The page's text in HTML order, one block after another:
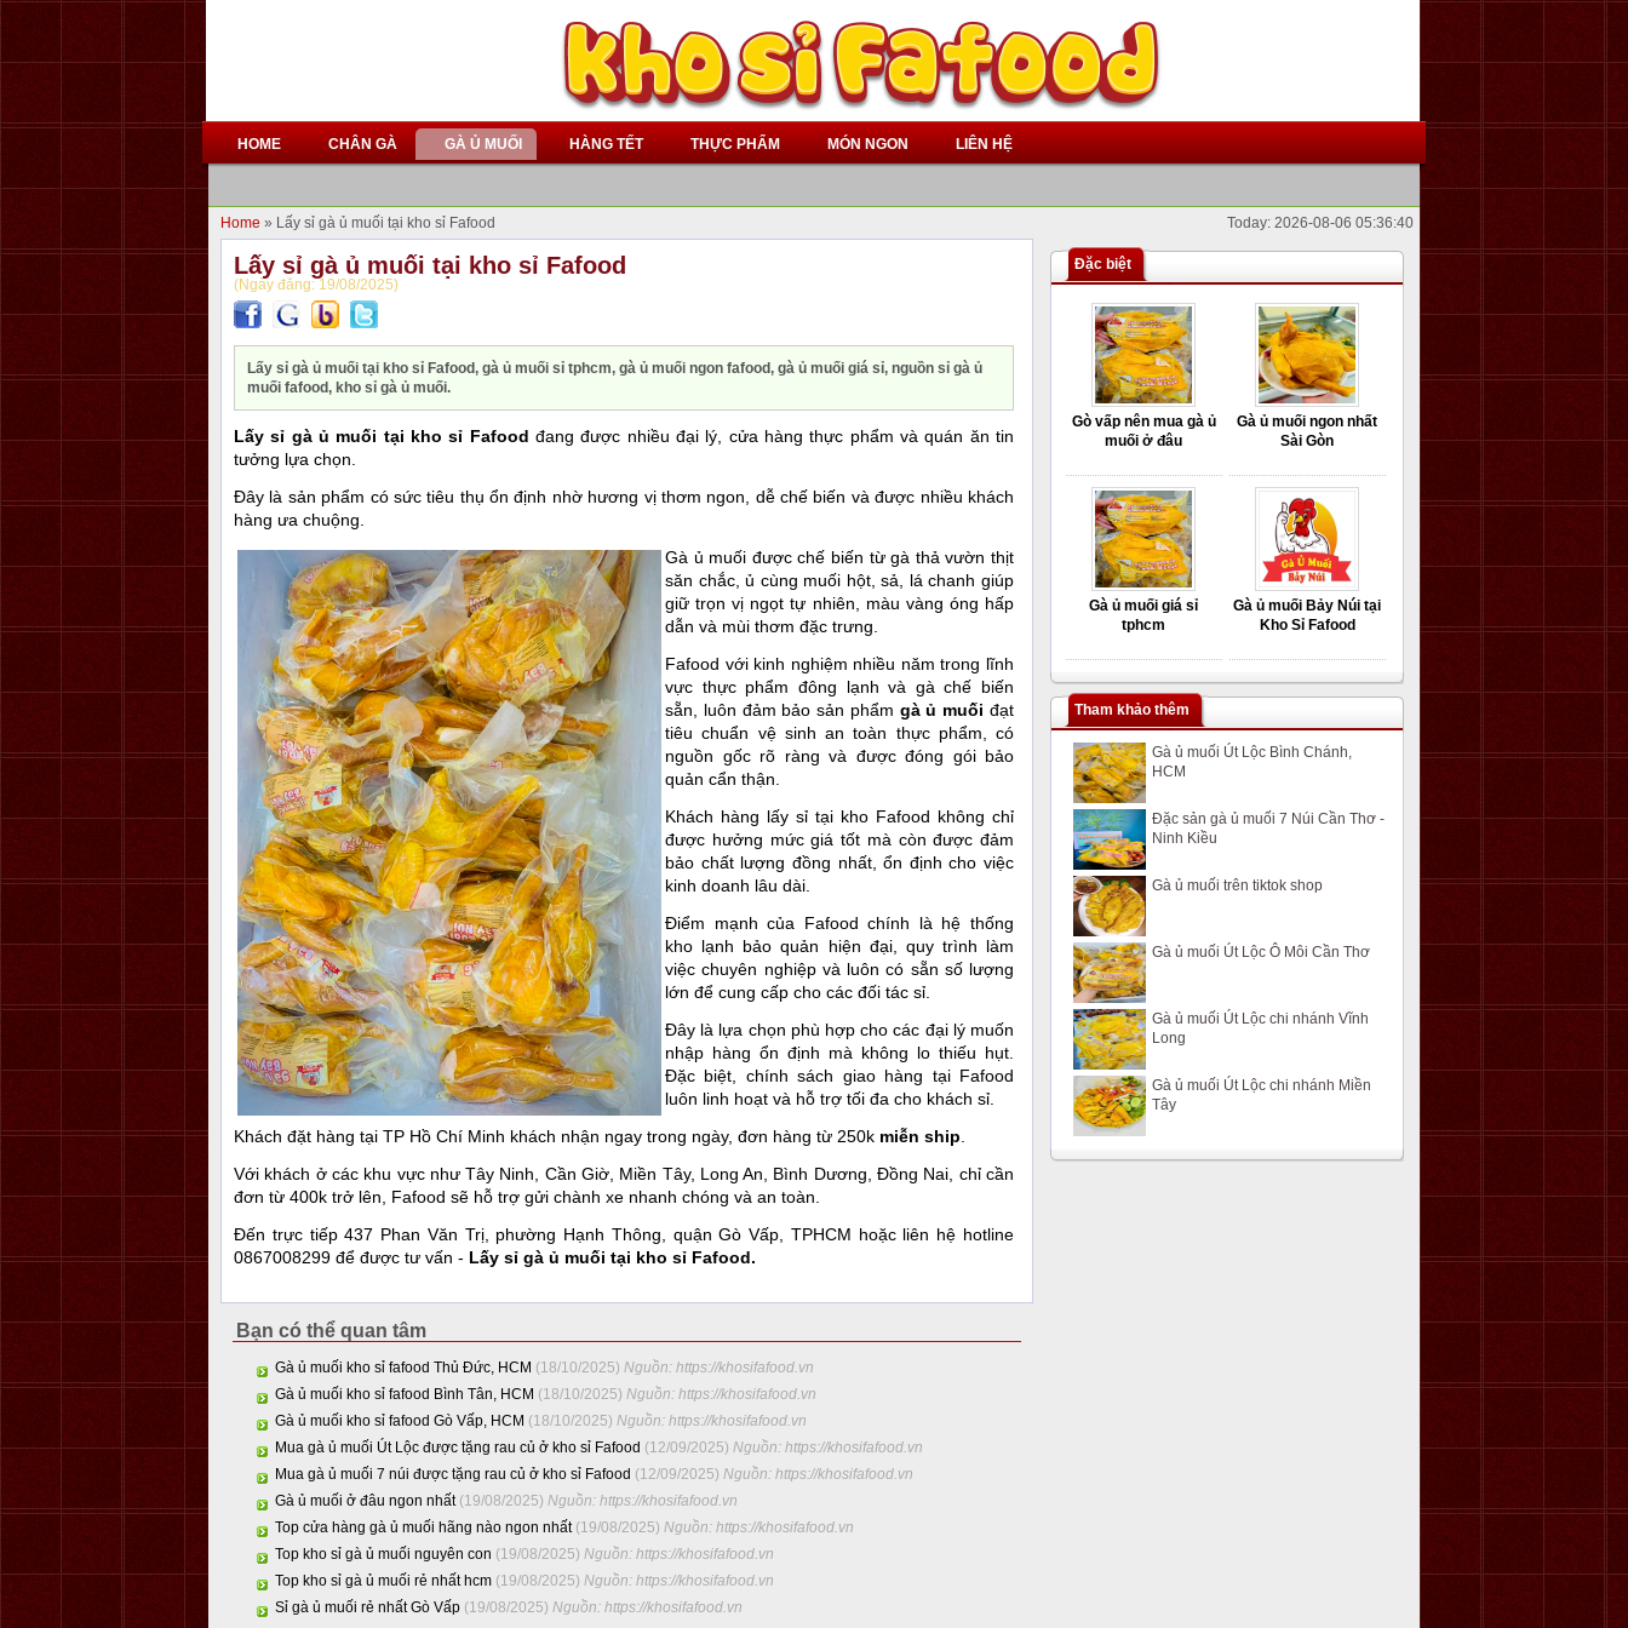
HOME CHÂN GÀ GÀ Ủ MUỐI HÀNG TẾT THỰC PHẨM MÓN NGON LIÊN HỆ
Home » Lấy sỉ gà ủ muối tại kho sỉ Fafood Today: 2026-08-06 05:36:40
Lấy sỉ gà ủ muối tại kho sỉ Fafood
(Ngày đăng: 19/08/2025)
Lấy sỉ gà ủ muối tại kho sỉ Fafood, gà ủ muối sỉ tphcm, gà ủ muối ngon fafood, gà ủ muối giá sỉ, nguồn sỉ gà ủ
muối fafood, kho sỉ gà ủ muối.
Lấy sỉ gà ủ muối tại kho sỉ Fafood đang được nhiều đại lý, cửa hàng thực phẩm và quán ăn tin
tưởng lựa chọn.
Đây là sản phẩm có sức tiêu thụ ổn định nhờ hương vị thơm ngon, dễ chế biến và được nhiều khách
hàng ưa chuộng.
Gà ủ muối được chế biến từ gà thả vườn thịt
săn chắc, ủ cùng muối hột, sả, lá chanh giúp
giữ trọn vị ngọt tự nhiên, màu vàng óng hấp
dẫn và mùi thơm đặc trưng.
Fafood với kinh nghiệm nhiều năm trong lĩnh
vực thực phẩm đông lạnh và gà chế biến
sẵn, luôn đảm bảo sản phẩm gà ủ muối đạt
tiêu chuẩn vệ sinh an toàn thực phẩm, có
nguồn gốc rõ ràng và được đóng gói bảo
quản cẩn thận.
Khách hàng lấy sỉ tại kho Fafood không chỉ
được hưởng mức giá tốt mà còn được đảm
bảo chất lượng đồng nhất, ổn định cho việc
kinh doanh lâu dài.
Điểm mạnh của Fafood chính là hệ thống
kho lạnh bảo quản hiện đại, quy trình làm
việc chuyên nghiệp và luôn có sẵn số lượng
lớn để cung cấp cho các đối tác sỉ.
Đây là lựa chọn phù hợp cho các đại lý muốn
nhập hàng ổn định mà không lo thiếu hụt.
Đặc biệt, chính sách giao hàng tại Fafood
luôn linh hoạt và hỗ trợ tối đa cho khách sỉ.
Khách đặt hàng tại TP Hồ Chí Minh khách nhận ngay trong ngày, đơn hàng từ 250k miễn ship
Với khách ở các khu vực như Tây Ninh, Cần Giờ, Miền Tây, Long An, Bình Dương, Đồng Nai, chỉ cần
đơn từ 400k trở lên, Fafood sẽ hỗ trợ gửi chành xe nhanh chóng và an toàn.
Đến trực tiếp 437 Phan Văn Trị, phường Hạnh Thông, quận Gò Vấp, TPHCM hoặc liên hệ hotline
0867008299 để được tư vấn - Lấy sỉ gà ủ muối tại kho sỉ Fafood.
Bạn có thể quan tâm
Gà ủ muối kho sỉ fafood Thủ Đức, HCM (18/10/2025) Nguồn: https://khosifafood.vn
Gà ủ muối kho sỉ fafood Bình Tân, HCM (18/10/2025) Nguồn: https://khosifafood.vn
Gà ủ muối kho sỉ fafood Gò Vấp, HCM (18/10/2025) Nguồn: https://khosifafood.vn
Mua gà ủ muối Út Lộc được tặng rau củ ở kho sỉ Fafood (12/09/2025) Nguồn: https://khosifafood.vn
Mua gà ủ muối 7 núi được tặng rau củ ở kho sỉ Fafood (12/09/2025) Nguồn: https://khosifafood.vn
Gà ủ muối ở đâu ngon nhất (19/08/2025) Nguồn: https://khosifafood.vn
Top cửa hàng gà ủ muối hãng nào ngon nhất (19/08/2025) Nguồn: https://khosifafood.vn
Top kho sỉ gà ủ muối nguyên con (19/08/2025) Nguồn: https://khosifafood.vn
Top kho sỉ gà ủ muối rẻ nhất hcm (19/08/2025) Nguồn: https://khosifafood.vn
Sỉ gà ủ muối rẻ nhất Gò Vấp (19/08/2025) Nguồn: https://khosifafood.vn
Đặc biệt
Gò vấp nên mua gà ủ
muối ở đâu
Gà ủ muối ngon nhất
Sài Gòn
Gà ủ muối giá sỉ
tphcm
Gà ủ muối Bảy Núi tại
Kho Sỉ Fafood
Tham khảo thêm
Gà ủ muối Út Lộc Bình Chánh,
HCM
Đặc sản gà ủ muối 7 Núi Cần Thơ -
Ninh Kiều
Gà ủ muối trên tiktok shop
Gà ủ muối Út Lộc Ô Môi Cần Thơ
Gà ủ muối Út Lộc chi nhánh Vĩnh
Long
Gà ủ muối Út Lộc chi nhánh Miền
Tây